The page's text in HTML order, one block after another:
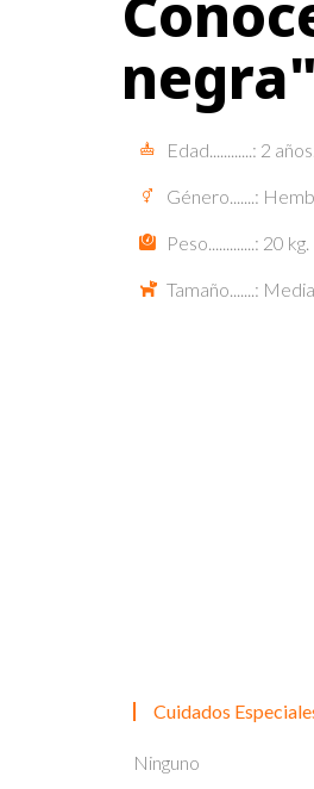
negra"
Edad............: 2 años.
Género.......:
Peso.............: 20 kg.
Tamaño.......:
Cuidados
Ninguno